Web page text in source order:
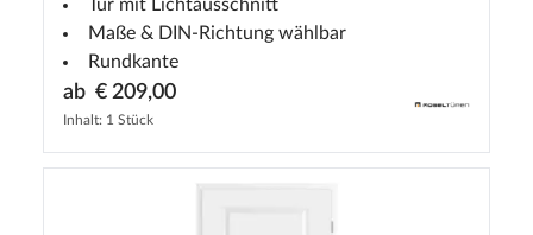
Drückergarnitur
Tür mit Lichtausschnitt
Maße & DIN-Richtung wählbar
Rundkante
ab € 209,00
Inhalt: 1 Stück